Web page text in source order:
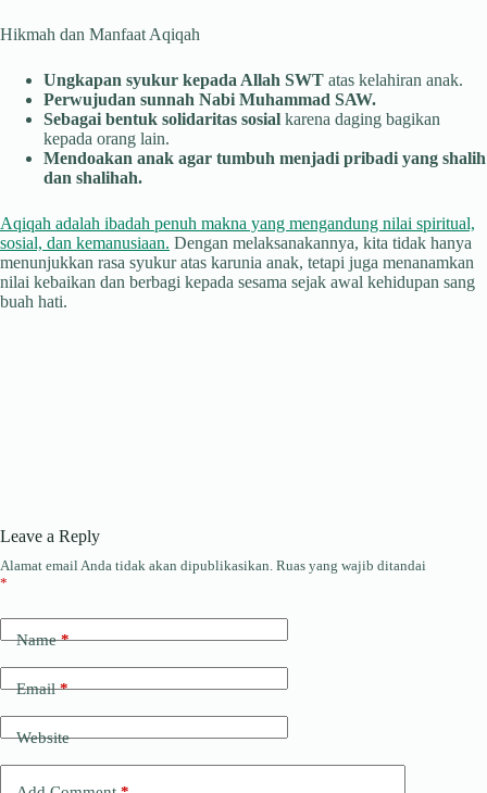
Hikmah dan Manfaat Aqiqah
Ungkapan syukur kepada Allah SWT atas kelahiran anak.
Perwujudan sunnah Nabi Muhammad SAW.
Sebagai bentuk solidaritas sosial karena daging bagikan
kepada orang lain.
Mendoakan anak agar tumbuh menjadi pribadi yang shalih
dan shalihah.
Aqiqah adalah ibadah penuh makna yang mengandung nilai spiritual,
sosial, dan kemanusiaan. Dengan melaksanakannya, kita tidak hanya
menunjukkan rasa syukur atas karunia anak, tetapi juga menanamkan
nilai kebaikan dan berbagi kepada sesama sejak awal kehidupan sang
buah hati.
Leave a Reply
Alamat email Anda tidak akan dipublikasikan. Ruas yang wajib ditandai
*
Name*
Email*
Website